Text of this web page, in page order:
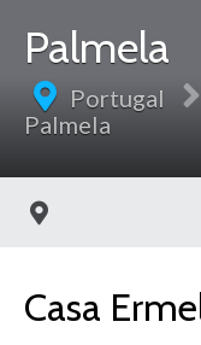
Palmela
Portugal
Palmela
Casa